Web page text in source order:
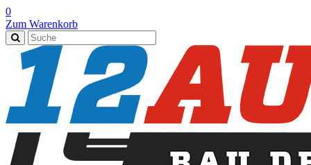
0
Zum Warenkorb